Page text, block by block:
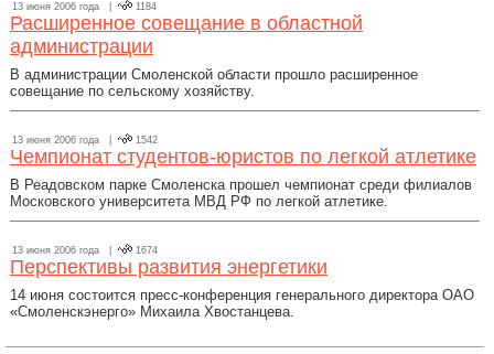
13 июня 2006 года | 1184
Расширенное совещание в областной
администрации
В администрации Смоленской области прошло расширенное
совещание по сельскому хозяйству.
13 июня 2006 года | 1542
Чемпионат студентов-юристов по легкой атлетике
В Реадовском парке Смоленска прошел чемпионат среди филиалов
Московского университета МВД РФ по легкой атлетике.
13 июня 2006 года | 1674
Перспективы развития энергетики
14 июня состоится пресс-конференция генерального директора ОАО
«Смоленскэнерго» Михаила Хвостанцева.